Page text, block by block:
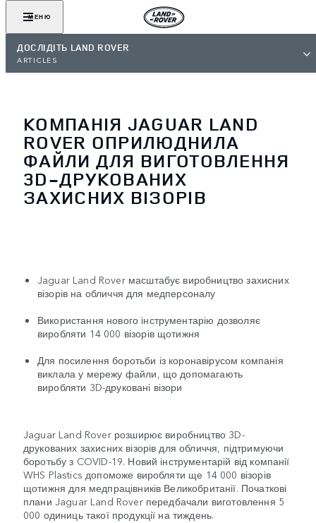
МЕНЮ
ДОСЛІДІТЬ LAND ROVER
ARTICLES
КОМПАНІЯ JAGUAR LAND
ROVER ОПРИЛЮДНИЛА
ФАЙЛИ ДЛЯ ВИГОТОВЛЕННЯ
3D-ДРУКОВАНИХ
ЗАХИСНИХ ВІЗОРІВ
Jaguar Land Rover масштабує виробництво захисних
візорів на обличчя для медперсоналу
Використання нового інструментарію дозволяє
виробляти 14 000 візорів щотижня
Для посилення боротьби із коронавірусом компанія
виклала у мережу файли, що допомагають
виробляти 3D-друковані візори
Jaguar Land Rover розширює виробництво 3D-
друкованих захисних візорів для обличчя, підтримуючи
боротьбу з COVID-19. Новий інструментарій від компанії
WHS Plastics допоможе виробляти ще 14 000 візорів
щотижня для медпрацівників Великобританії. Початкові
плани Jaguar Land Rover передбачали виготовлення 5
000 одиниць такої продукції на тиждень.